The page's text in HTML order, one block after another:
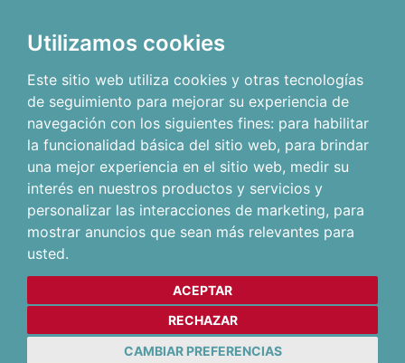
Utilizamos cookies
Este sitio web utiliza cookies y otras tecnologías
de seguimiento para mejorar su experiencia de
navegación con los siguientes fines: para habilitar
la funcionalidad básica del sitio web, para brindar
una mejor experiencia en el sitio web, medir su
interés en nuestros productos y servicios y
personalizar las interacciones de marketing, para
mostrar anuncios que sean más relevantes para
usted.
ACEPTAR
RECHAZAR
CAMBIAR PREFERENCIAS